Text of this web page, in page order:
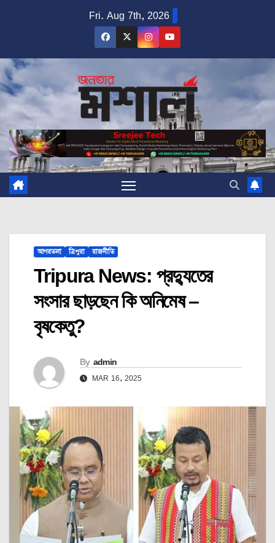
Fri. Aug 7th, 2026
আগরতলা ত্রিপুরা রাজনীতি
Tripura News: প্রদ্যুতের
সংসার ছাড়ছেন কি অনিমেষ –
বৃষকেতু?
By admin
MAR 16, 2025